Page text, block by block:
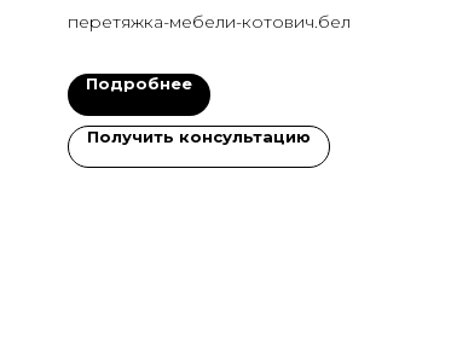
Слуцке - конверсия 14%
перетяжка-мебели-котович.бел
Подробнее
Получить консультацию